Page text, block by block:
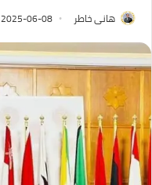
هانى خاطر 2025-06-08